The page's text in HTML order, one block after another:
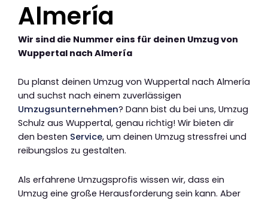
Almería
Wir sind die Nummer eins für deinen Umzug von
Wuppertal nach Almería
Du planst deinen Umzug von Wuppertal nach Almería
und suchst nach einem zuverlässigen
Umzugsunternehmen? Dann bist du bei uns, Umzug
Schulz aus Wuppertal, genau richtig! Wir bieten dir
den besten Service, um deinen Umzug stressfrei und
reibungslos zu gestalten.
Als erfahrene Umzugsprofis wissen wir, dass ein
Umzug eine große Herausforderung sein kann. Aber